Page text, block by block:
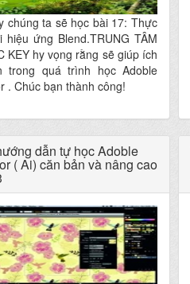
chúng ta sẽ học bài 17: Thực
hiệu ứng Blend.TRUNG TÂM
KEY hy vọng rằng sẽ giúp ích
trong quá trình học Adoble
. Chúc bạn thành công!
dẫn tự học Adoble
( Ai) căn bản và nâng cao